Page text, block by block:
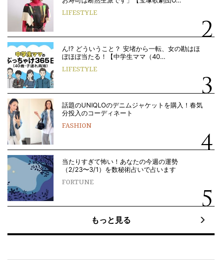
LIFESTYLE
ん!? どういうこと？ 安堵から一転、女の勘はほ
ぼほぼ当たる！【中学生ママ（40…
LIFESTYLE
話題のUNIQLOのデニムジャケットを購入！春気
分投入のコーディネート
FASHION
当たりすぎて怖い！あなたの今週の運勢
（2/23〜3/1）を数秘術占いで占います
FORTUNE
もっと見る